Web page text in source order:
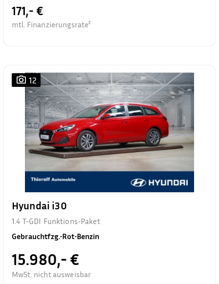
171,- €
mtl. Finanzierungsrate²
12
Hyundai i30
1.4 T-GDI Funktions-Paket
Gebrauchtfzg.•Rot•Benzin
15.980,- €
MwSt. nicht ausweisbar